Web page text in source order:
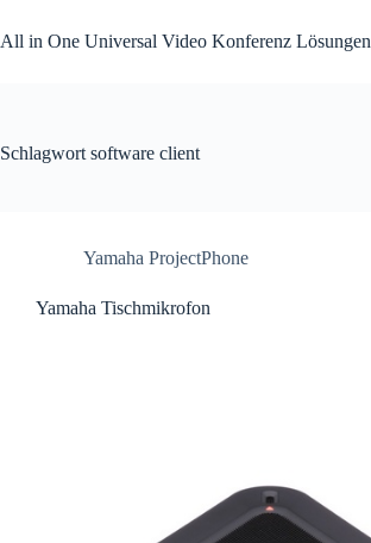
Inhalt
springen
All in One Universal Video Konferenz Lösungen
Schlagwort software client
Yamaha ProjectPhone
Yamaha Tischmikrofon